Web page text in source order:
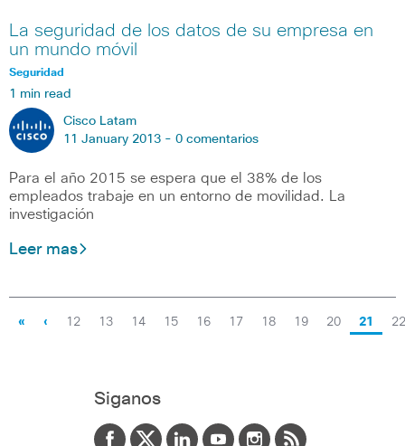
La seguridad de los datos de su empresa en
un mundo móvil
Seguridad
1 min read
Cisco Latam
11 January 2013 - 0 comentarios
Para el año 2015 se espera que el 38% de los
empleados trabaje en un entorno de movilidad. La
investigación
Leer mas
« ‹ 12 13 14 15 16 17 18 19 20 21 22
Siganos